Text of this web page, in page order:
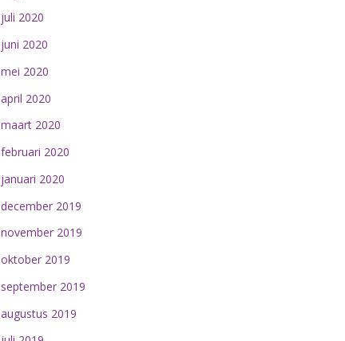
juli 2020
juni 2020
mei 2020
april 2020
maart 2020
februari 2020
januari 2020
december 2019
november 2019
oktober 2019
september 2019
augustus 2019